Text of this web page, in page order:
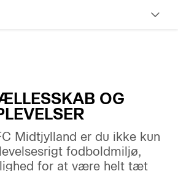
OG
Midtjylland er du ikke kun
fodboldmiljø,
for at være helt tæt